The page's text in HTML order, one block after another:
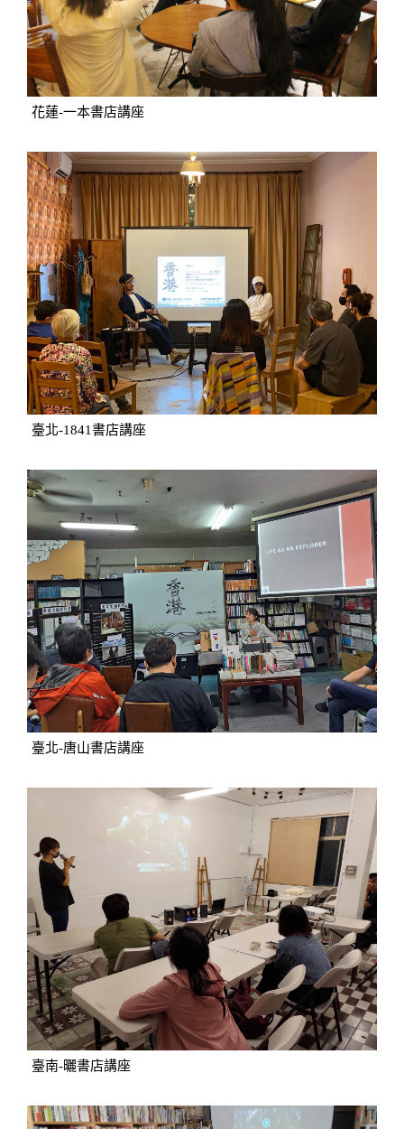
花蓮-一本書店講座
臺北-1841書店講座
臺北-唐山書店講座
臺南-曬書店講座